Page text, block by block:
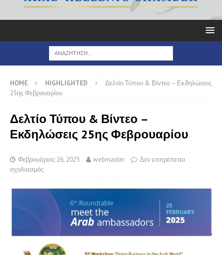
HOME HIGHLIGHTED
Δελτίο Τύπου & Βίντεο – Εκδηλώσεις
25ης Φεβρουαρίου
Δελτίο Τύπου & Βίντεο –
Εκδηλώσεις 25ης Φεβρουαρίου
Φεβρουάριος 26, 2025 webmaster
Δεν επιτρέπεται
σχολιασμός